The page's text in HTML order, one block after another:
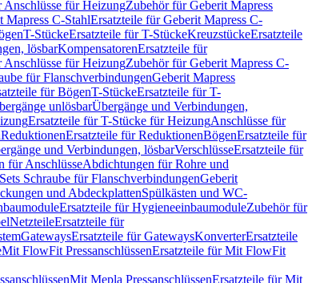
Anschlüsse für HeizungZubehör für Geberit Mapress
Mapress C-StahlErsatzteile für Geberit Mapress C-
T-StückeErsatzteile für T-StückeKreuzstückeErsatzteile
lösbarKompensatorenErsatzteile für
Anschlüsse für HeizungZubehör für Geberit Mapress C-
für FlanschverbindungenGeberit Mapress
für BögenT-StückeErsatzteile für T-
unlösbarÜbergänge und Verbindungen,
Ersatzteile für T-Stücke für HeizungAnschlüsse für
ReduktionenErsatzteile für ReduktionenBögenErsatzteile für
und Verbindungen, lösbarVerschlüsseErsatzteile für
für AnschlüsseAbdichtungen für Rohre und
Sets Schraube für FlanschverbindungenGeberit
und AbdeckplattenSpülkästen und WC-
Ersatzteile für HygieneeinbaumoduleZubehör für
NetzteileErsatzteile für
GatewaysErsatzteile für GatewaysKonverterErsatzteile
Mit FlowFit PressanschlüssenErsatzteile für Mit FlowFit
Mit Mepla PressanschlüssenErsatzteile für Mit